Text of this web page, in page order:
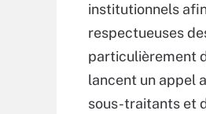
institutionnels
respectueuses
particulièrement
lancent un appel
sous-traitants et